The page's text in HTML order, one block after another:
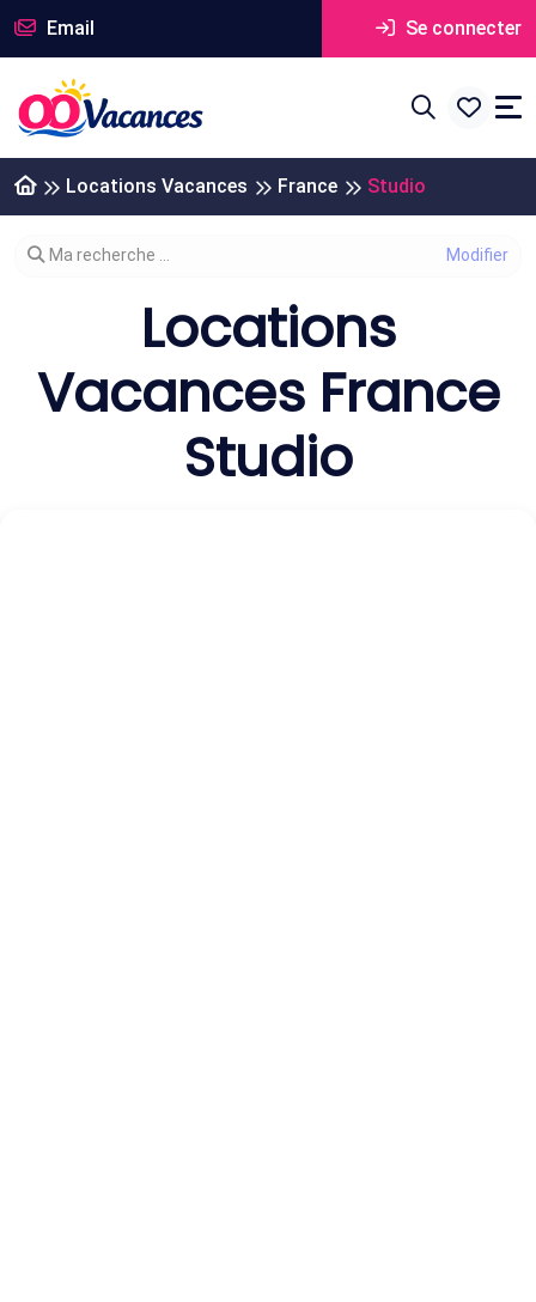
Email Se connecter
Locations Vacances France Studio
Modifier votre recherche
Ma recherche ...
Locations
Vacances France
Studio